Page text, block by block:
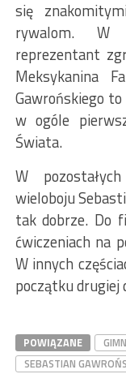
się
rywalom. W
reprezentant
Meksykanina
Gawrońskiego
w ogóle
Świata.
W
wieloboju
tak dobrze. Do
ćwiczeniach na
W innych
początku drugiej
POWIĄZANE
SEBASTIAN